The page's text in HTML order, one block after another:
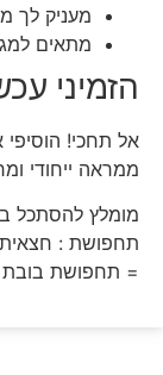
מעניק לך
מתאים
הזמיני
אל תחכי! הוסיפי
ממראה ייחודי
מומלץ להסתכל
תחפושת : חצאית
= תחפושת בובת